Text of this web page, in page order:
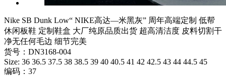
Nike SB Dunk Low“ NIKE高达—米黑灰” 周年高端定制 低帮
休闲板鞋 定制鞋盒 大厂纯原品质出货 超高清洁度 皮料切割干
净无任何毛边 细节完美
货号：DN3168-004
Size: 36 36.5 37.5 38 38.5 39 40 40.5 41 42 42.5 43 44 44.5 45
编码：37